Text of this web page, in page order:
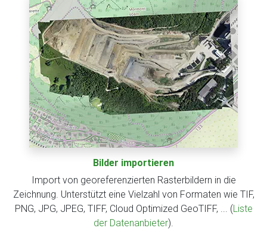
Bilder importieren
Import von georeferenzierten Rasterbildern in die
Zeichnung. Unterstützt eine Vielzahl von Formaten wie TIF,
PNG, JPG, JPEG, TIFF, Cloud Optimized GeoTIFF, ... (Liste
der Datenanbieter).